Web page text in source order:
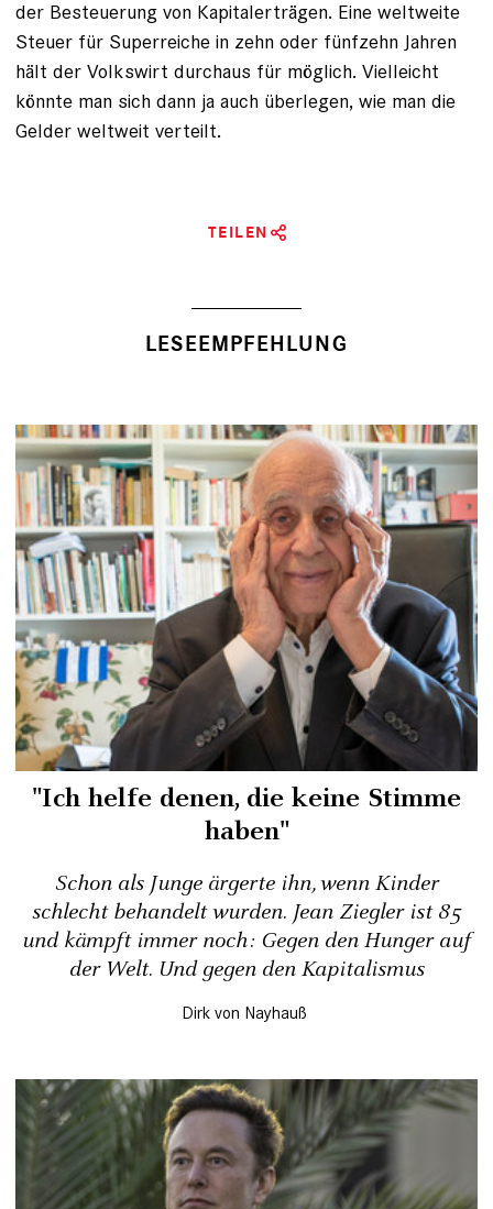
der Besteuerung von Kapitalerträgen. Eine weltweite
Steuer für Superreiche in zehn oder fünfzehn Jahren
hält der Volkswirt durchaus für möglich. Vielleicht
könnte man sich dann ja auch überlegen, wie man die
Gelder weltweit verteilt.
TEILEN
LESEEMPFEHLUNG
"Ich helfe denen, die keine Stimme
haben"
Schon als Junge ärgerte ihn, wenn Kinder
schlecht behandelt wurden. Jean Ziegler ist 85
und kämpft immer noch: Gegen den Hunger auf
der Welt. Und gegen den Kapitalismus
Dirk von Nayhauß